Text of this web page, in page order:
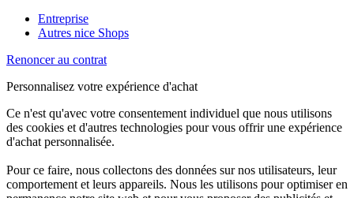
Entreprise
Autres nice Shops
Renoncer au contrat
Personnalisez votre expérience d'achat
Ce n'est qu'avec votre consentement individuel que nous utilisons
des cookies et d'autres technologies pour vous offrir une expérience
d'achat personnalisée.
Pour ce faire, nous collectons des données sur nos utilisateurs, leur
comportement et leurs appareils. Nous les utilisons pour optimiser en